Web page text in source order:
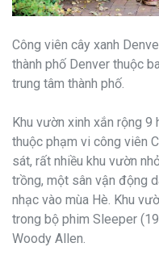
Công viên cây xanh
thành phố Denver thuộc
trung tâm thành phố.
Khu vườn xinh xắn rộng
thuộc phạm vi công viên
sát, rất nhiều khu vườn
trồng, một sân vận động
nhạc vào mùa Hè. Khu
trong bộ phim Sleeper
Woody Allen.